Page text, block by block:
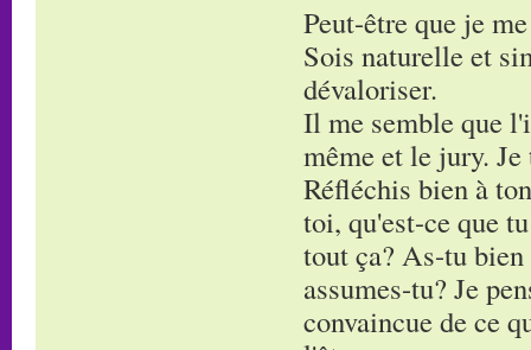
Peut-être que je
Sois naturelle et
dévaloriser.
Il me semble que
même et le jury.
Réfléchis bien à
toi, qu'est-ce que
tout ça? As-tu bien
assumes-tu? Je
convaincue de ce